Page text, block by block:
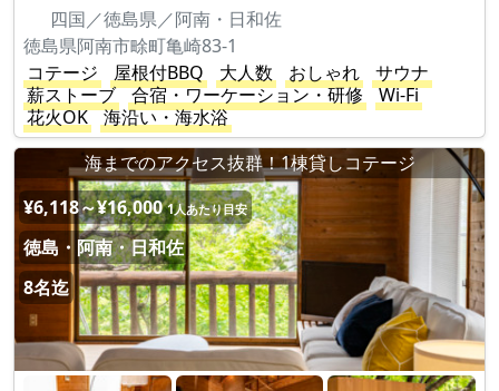
四国／徳島県／阿南・日和佐
徳島県阿南市畭町亀崎83-1
コテージ
屋根付BBQ 大人数 おしゃれ
サウナ
薪ストーブ
合宿・ワーケーション・研修
Wi-Fi
花火OK
海沿い・海水浴
海までのアクセス抜群！1棟貸しコテージ
¥6,118～¥16,000 1人あたり目安
徳島・阿南・日和佐
8名迄